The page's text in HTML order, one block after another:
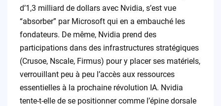
d’1,3 milliard de dollars avec Nvidia, s’est vue
“absorber” par Microsoft qui en a embauché les
fondateurs. De même, Nvidia prend des
participations dans des infrastructures stratégiques
(Crusoe, Nscale, Firmus) pour y placer ses matériels,
verrouillant peu à peu l’accès aux ressources
essentielles à la prochaine révolution IA. Nvidia
tente-t-elle de se positionner comme l’épine dorsale